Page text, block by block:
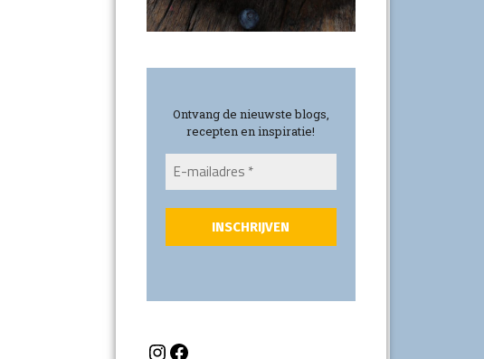
Ontvang de nieuwste blogs,
recepten en inspiratie!